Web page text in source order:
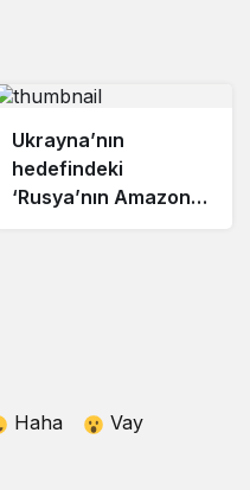
Ukrayna’nın
hedefindeki
‘Rusya’nın Amazonu’
Haha
Vay